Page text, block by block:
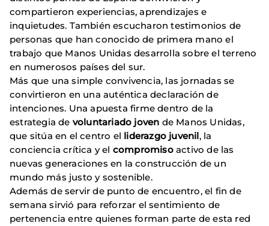
compartieron experiencias, aprendizajes e
inquietudes. También escucharon testimonios de
personas que han conocido de primera mano el
trabajo que Manos Unidas desarrolla sobre el terreno
en numerosos países del sur.
Más que una simple convivencia, las jornadas se
convirtieron en una auténtica declaración de
intenciones. Una apuesta firme dentro de la
estrategia de voluntariado joven de Manos Unidas,
que sitúa en el centro el liderazgo juvenil, la
conciencia crítica y el compromisoactivo de las
nuevas generaciones en la construcción de un
mundo más justo y sostenible.
Además de servir de punto de encuentro, el fin de
semana sirvió para reforzar el sentimiento de
pertenencia entre quienes forman parte de esta red